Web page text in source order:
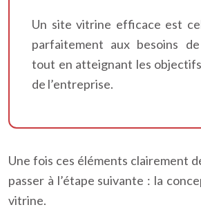
Un site vitrine efficace est
parfaitement aux besoins
tout en atteignant les
de l’entreprise.
Une fois ces éléments clairement
passer à l’étape suivante : la
vitrine.